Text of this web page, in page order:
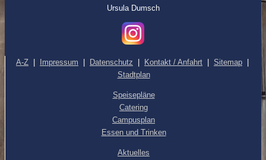
Ursula Dumsch
A-Z Impressum Datenschutz Kontakt / Anfahrt Sitemap
Stadtplan
Speisepläne
Catering
Campusplan
Essen und Trinken
Aktuelles